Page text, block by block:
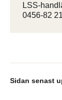
LSS-
0456-82
Sidan senast